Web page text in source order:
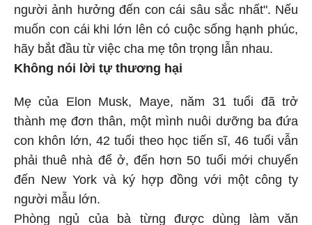
người ảnh hưởng đến con cái sâu sắc nhất". Nếu
muốn con cái khi lớn lên có cuộc sống hạnh phúc,
hãy bắt đầu từ việc cha mẹ tôn trọng lẫn nhau.
Không nói lời tự thương hại
Mẹ của Elon Musk, Maye, năm 31 tuổi đã trở
thành mẹ đơn thân, một mình nuôi dưỡng ba đứa
con khôn lớn, 42 tuổi theo học tiến sĩ, 46 tuổi vẫn
phải thuê nhà để ở, đến hơn 50 tuổi mới chuyển
đến New York và ký hợp đồng với một công ty
người mẫu lớn.
Phòng ngủ của bà từng được dùng làm văn